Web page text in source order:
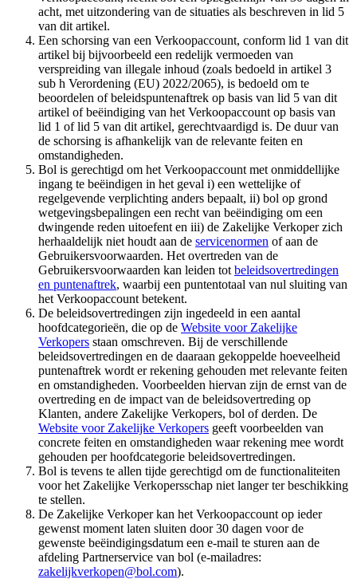
acht, met uitzondering van de situaties als beschreven in lid 5
van dit artikel.
Een schorsing van een Verkoopaccount, conform lid 1 van dit
artikel bij bijvoorbeeld een redelijk vermoeden van
verspreiding van illegale inhoud (zoals bedoeld in artikel 3
sub h Verordening (EU) 2022/2065), is bedoeld om te
beoordelen of beleidspuntenaftrek op basis van lid 5 van dit
artikel of beëindiging van het Verkoopaccount op basis van
lid 1 of lid 5 van dit artikel, gerechtvaardigd is. De duur van
de schorsing is afhankelijk van de relevante feiten en
omstandigheden.
Bol is gerechtigd om het Verkoopaccount met onmiddellijke
ingang te beëindigen in het geval i) een wettelijke of
regelgevende verplichting anders bepaalt, ii) bol op grond
wetgevingsbepalingen een recht van beëindiging om een
dwingende reden uitoefent en iii) de Zakelijke Verkoper zich
herhaaldelijk niet houdt aan de servicenormen of aan de
Gebruikersvoorwaarden. Het overtreden van de
Gebruikersvoorwaarden kan leiden tot beleidsovertredingen
en puntenaftrek, waarbij een puntentotaal van nul sluiting van
het Verkoopaccount betekent.
De beleidsovertredingen zijn ingedeeld in een aantal
hoofdcategorieën, die op de Website voor Zakelijke
Verkopers staan omschreven. Bij de verschillende
beleidsovertredingen en de daaraan gekoppelde hoeveelheid
puntenaftrek wordt er rekening gehouden met relevante feiten
en omstandigheden. Voorbeelden hiervan zijn de ernst van de
overtreding en de impact van de beleidsovertreding op
Klanten, andere Zakelijke Verkopers, bol of derden. De
Website voor Zakelijke Verkopers geeft voorbeelden van
concrete feiten en omstandigheden waar rekening mee wordt
gehouden per hoofdcategorie beleidsovertredingen.
Bol is tevens te allen tijde gerechtigd om de functionaliteiten
voor het Zakelijke Verkopersschap niet langer ter beschikking
te stellen.
De Zakelijke Verkoper kan het Verkoopaccount op ieder
gewenst moment laten sluiten door 30 dagen voor de
gewenste beëindigingsdatum een e-mail te sturen aan de
afdeling Partnerservice van bol (e-mailadres:
zakelijkverkopen@bol.com).